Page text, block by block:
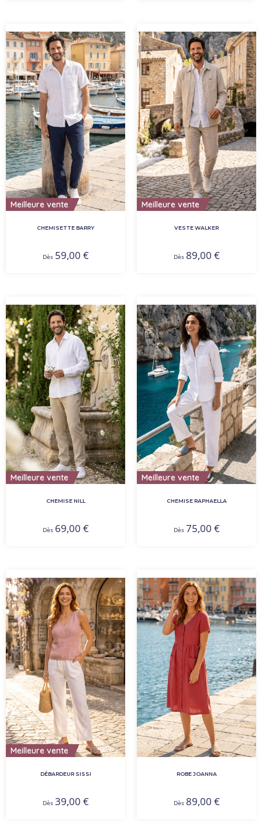
Meilleure vente
CHEMISETTE BARRY
Dès 59,00 €
Meilleure vente
VESTE WALKER
Dès 89,00 €
Meilleure vente
CHEMISE NILL
Dès 69,00 €
Meilleure vente
CHEMISE RAPHAELLA
Dès 75,00 €
Meilleure vente
DÉBARDEUR SISSI
Dès 39,00 €
ROBE JOANNA
Dès 89,00 €